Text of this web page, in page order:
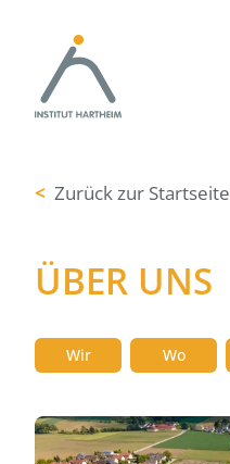
< Zurück zur Startseite
ÜBER UNS
Wir Wo